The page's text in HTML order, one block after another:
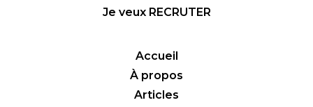
Je veux RECRUTER
Accueil
À propos
Articles